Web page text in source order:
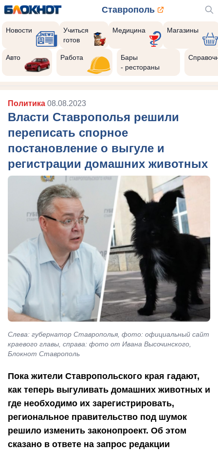
Ставрополь
Новости
Учиться
готов
Медицина Магазины
Авто Работа
Бары
- рестораны
Политика 08.08.2023
Власти Ставрополья решили
переписать спорное
постановление о выгуле и
регистрации домашних животных
Слева: губернатор Ставрополья, фото: официальный сайт
краевого главы, справа: фото от Ивана Высочинского,
Блокнот Ставрополь
Пока жители Ставропольского края гадают,
как теперь выгуливать домашних животных и
где необходимо их зарегистрировать,
региональное правительство под шумок
решило изменить законопроект. Об этом
сказано в ответе на запрос редакции